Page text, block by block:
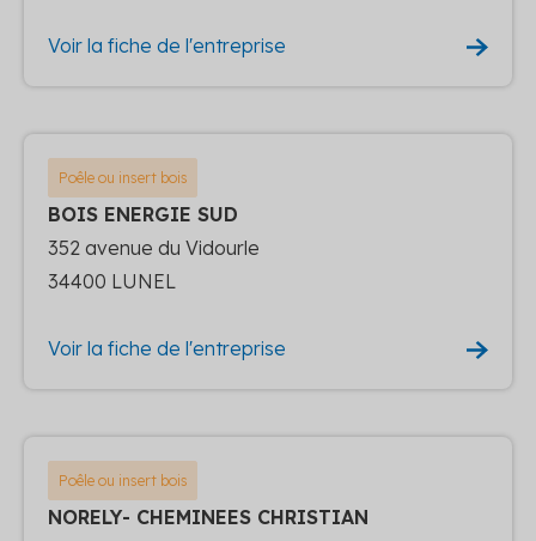
Voir la fiche de l'entreprise
Poêle ou insert bois
BOIS ENERGIE SUD
352 avenue du Vidourle
34400 LUNEL
Voir la fiche de l'entreprise
Poêle ou insert bois
NORELY- CHEMINEES CHRISTIAN